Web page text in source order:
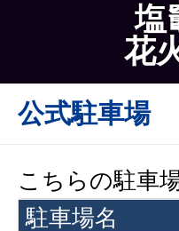
塩
花
公式駐車場
こちらの駐車
駐車場名